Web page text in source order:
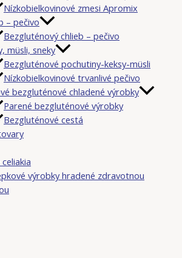
Nízkobielkovinové zmesi Apromix
– pečivo
Bezgluténový chlieb – pečivo
müsli, sneky
Bezgluténové pochutiny-keksy-müsli
Nízkobielkovinové trvanlivé pečivo
bezgluténové chladené výrobky
Parené bezgluténové výrobky
Bezgluténové cestá
výrobky hradené zdravotnou